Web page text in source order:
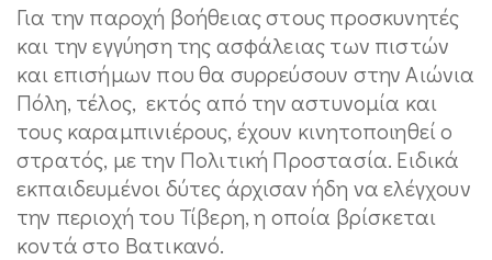
Για την παροχή βοήθειας στους προσκυνητές
και την εγγύηση της ασφάλειας των πιστών
και επισήμων που θα συρρεύσουν στην Αιώνια
Πόλη, τέλος, εκτός από την αστυνομία και
τους καραμπινιέρους, έχουν κινητοποιηθεί ο
στρατός, με την Πολιτική Προστασία. Ειδικά
εκπαιδευμένοι δύτες άρχισαν ήδη να ελέγχουν
την περιοχή του Τίβερη, η οποία βρίσκεται
κοντά στο Βατικανό.